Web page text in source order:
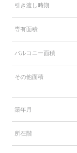
引き渡し時期
専有面積
バルコニー面積
その他面積
築年月
所在階